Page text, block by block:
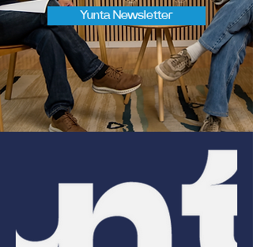
Yunta Newsletter